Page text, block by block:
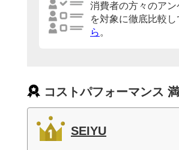
消費者の方々のア
を対象に徹底比較
ら 。
コストパフォーマンス
SEIYU